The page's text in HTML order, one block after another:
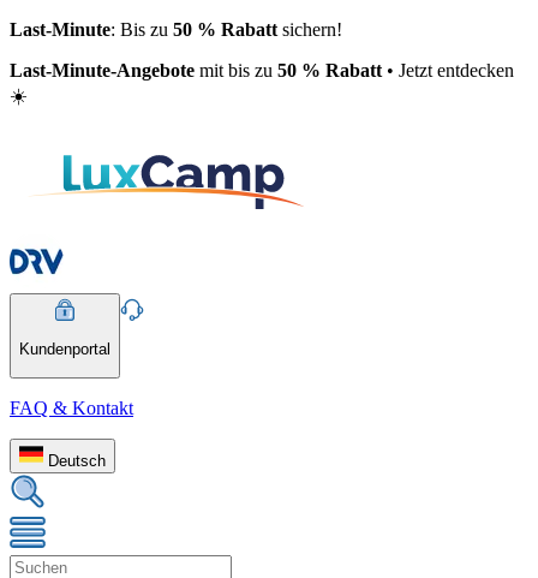
Last-Minute: Bis zu 50 % Rabatt sichern!
Last-Minute-Angebote mit bis zu 50 % Rabatt • Jetzt entdecken
☀️
Kundenportal
FAQ & Kontakt
Deutsch